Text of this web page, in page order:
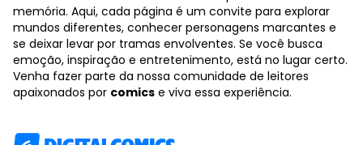
memória. Aqui, cada página é um convite para explorar
mundos diferentes, conhecer personagens marcantes e
se deixar levar por tramas envolventes. Se você busca
emoção, inspiração e entretenimento, está no lugar certo.
Venha fazer parte da nossa comunidade de leitores
apaixonados por comics e viva essa experiência.